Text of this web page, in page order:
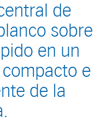
de
sobre
en un
e
de la